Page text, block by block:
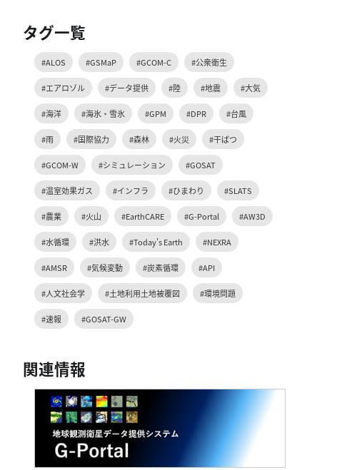
タグ一覧
#ALOS #GSMaP #GCOM-C #公衆衛生
#エアロゾル #データ提供 #陸 #地震 #大気
#海洋 #海氷・雪氷 #GPM #DPR #台風
#雨 #国際協力 #森林 #火災 #干ばつ
#GCOM-W #シミュレーション #GOSAT
#温室効果ガス #インフラ #ひまわり #SLATS
#農業 #火山 #EarthCARE #G-Portal #AW3D
#水循環 #洪水 #Today's Earth #NEXRA
#AMSR #気候変動 #炭素循環 #API
#人文社会学 #土地利用土地被覆図 #環境問題
#速報 #GOSAT-GW
関連情報